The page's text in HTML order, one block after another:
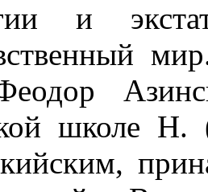
и
школе Н.